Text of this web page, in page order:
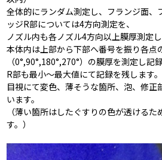
全体的にランダム測定し、フランジ面、
ッジR部については4方向測定を、
ノズル内も各ノズル4方向以上膜厚測定し
本体内は上部から下部へ番号を振り各点
（0°,90°,180°,270°）の膜厚を測定し記
R部も最小～最大値にて記録を残します。
目視にて変色、薄そうな箇所、泡、修正
います。
（薄い箇所はしたぐすりの色が透ける
す。）